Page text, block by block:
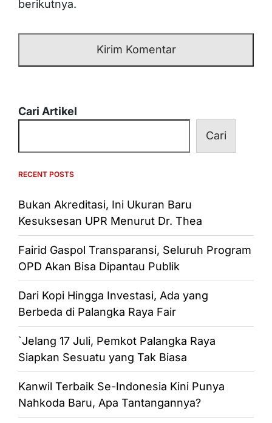
berikutnya.
Cari Artikel
Cari
RECENT POSTS
Bukan Akreditasi, Ini Ukuran Baru
Kesuksesan UPR Menurut Dr. Thea
Fairid Gaspol Transparansi, Seluruh Program
OPD Akan Bisa Dipantau Publik
Dari Kopi Hingga Investasi, Ada yang
Berbeda di Palangka Raya Fair
`Jelang 17 Juli, Pemkot Palangka Raya
Siapkan Sesuatu yang Tak Biasa
Kanwil Terbaik Se-Indonesia Kini Punya
Nahkoda Baru, Apa Tantangannya?